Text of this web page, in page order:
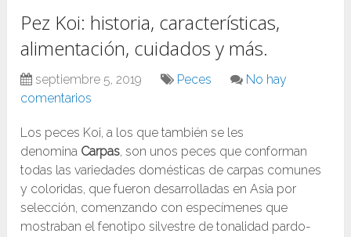
Pez Koi: historia, características,
alimentación, cuidados y más.
septiembre 5, 2019 Peces
No hay
comentarios
Los peces Koi, a los que también se les
denomina Carpas, son unos peces que conforman
todas las variedades domésticas de carpas comunes
y coloridas, que fueron desarrolladas en Asia por
selección, comenzando con especímenes que
mostraban el fenotipo silvestre de tonalidad pardo-